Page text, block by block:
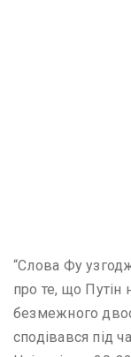
“Слова Фу
про те, що Путін
безмежного
сподівався під